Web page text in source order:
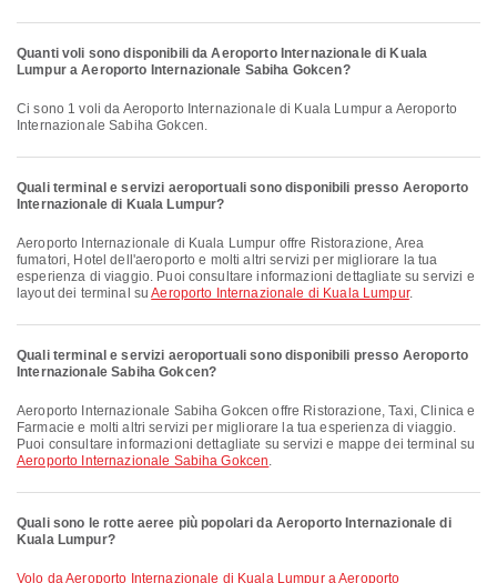
Quanti voli sono disponibili da Aeroporto Internazionale di Kuala
Lumpur a Aeroporto Internazionale Sabiha Gokcen?
Ci sono 1 voli da Aeroporto Internazionale di Kuala Lumpur a Aeroporto
Internazionale Sabiha Gokcen.
Quali terminal e servizi aeroportuali sono disponibili presso Aeroporto
Internazionale di Kuala Lumpur?
Aeroporto Internazionale di Kuala Lumpur offre Ristorazione, Area
fumatori, Hotel dell'aeroporto e molti altri servizi per migliorare la tua
esperienza di viaggio. Puoi consultare informazioni dettagliate su servizi e
layout dei terminal suAeroporto Internazionale di Kuala Lumpur.
Quali terminal e servizi aeroportuali sono disponibili presso Aeroporto
Internazionale Sabiha Gokcen?
Aeroporto Internazionale Sabiha Gokcen offre Ristorazione, Taxi, Clinica e
Farmacie e molti altri servizi per migliorare la tua esperienza di viaggio.
Puoi consultare informazioni dettagliate su servizi e mappe dei terminal su
Aeroporto Internazionale Sabiha Gokcen.
Quali sono le rotte aeree più popolari da Aeroporto Internazionale di
Kuala Lumpur?
volo da Aeroporto Internazionale di Kuala Lumpur a Aeroporto